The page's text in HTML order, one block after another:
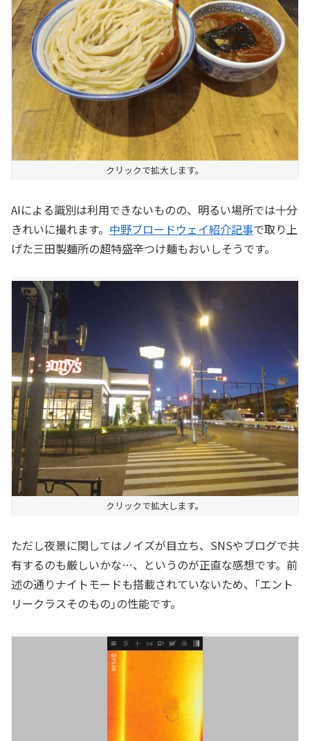
クリックで拡大します。
AIによる識別は利用できないものの、明るい場所では十分
きれいに撮れます。 中野ブロードウェイ紹介記事で取り上
げた三田製麺所の超特盛辛つけ麺もおいしそうです。
クリックで拡大します。
ただし夜景に関してはノイズが目立ち、SNSやブログで共
有するのも厳しいかな…、というのが正直な感想です。前
述の通りナイトモードも搭載されていないため、｢エント
リークラスそのもの｣の性能です。